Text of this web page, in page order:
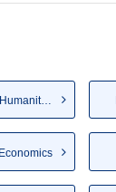
Graduate shcool of Humanities